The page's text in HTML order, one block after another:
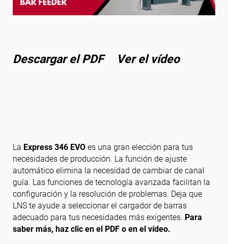
Descargar el PDF Ver el vídeo
La Express 346 EVOes una gran elección para tus
necesidades de producción. La función de ajuste
automático elimina la necesidad de cambiar de canal
guía. Las funciones de tecnología avanzada facilitan la
configuración y la resolución de problemas. Deja que
LNS te ayude a seleccionar el cargador de barras
adecuado para tus necesidades más exigentes. Para
saber más, haz clic en el PDF o en el vídeo.